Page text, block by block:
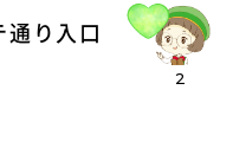
り入口
2